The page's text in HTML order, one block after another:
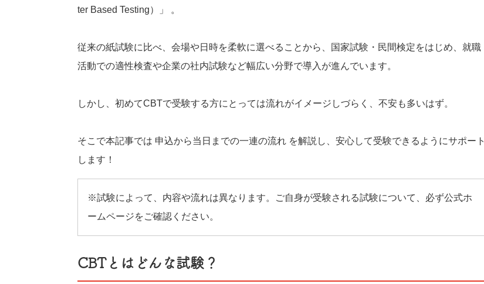
ter Based Testing）」 。
従来の紙試験に比べ、会場や日時を柔軟に選べることから、国家試験・民間検定をはじめ、就職
活動での適性検査や企業の社内試験など幅広い分野で導入が進んでいます。
しかし、初めてCBTで受験する方にとっては流れがイメージしづらく、不安も多いはず。
そこで本記事では 申込から当日までの一連の流れ を解説し、安心して受験できるようにサポート
します！
※試験によって、内容や流れは異なります。ご自身が受験される試験について、必ず公式ホ
ームページをご確認ください。
CBTとはどんな試験？